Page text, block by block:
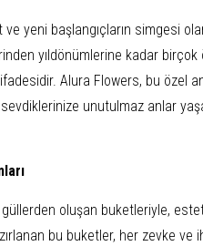
yeni başlangıçların simgesi
yıldönümlerine kadar
Alura Flowers, bu özel
unutulmaz anlar
oluşan buketleriyle,
bu buketler, her zevke ve